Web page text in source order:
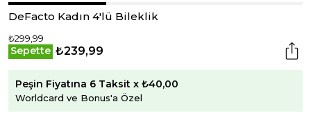
DeFacto Kadın 4'lü Bileklik
₺299,99
Sepette ₺239,99
Peşin Fiyatına 6 Taksit x ₺40,00
Worldcard ve Bonus'a Özel